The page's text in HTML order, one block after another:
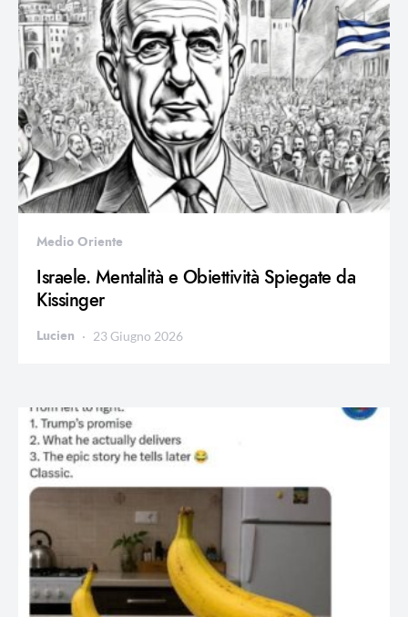
Medio Oriente
Israele. Mentalità e Obiettività Spiegate da
Kissinger
Lucien 23 Giugno 2026